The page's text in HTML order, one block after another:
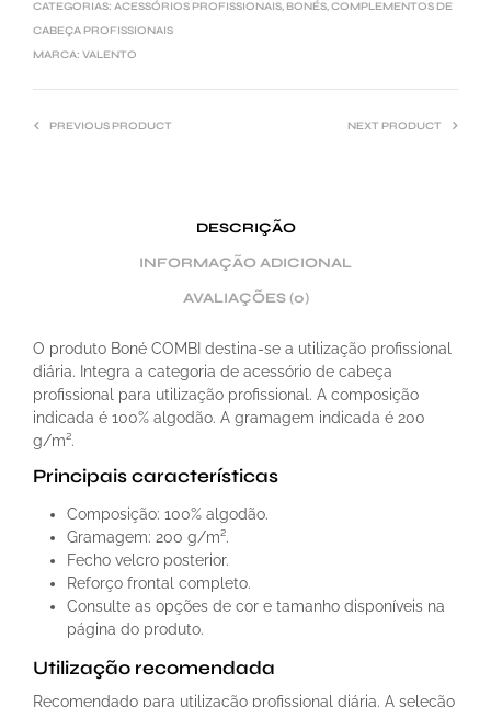
CATEGORIAS: ACESSÓRIOS PROFISSIONAIS, BONÉS,COMPLEMENTOS DE
CABEÇA PROFISSIONAIS
MARCA: VALENTO
PREVIOUS PRODUCT NEXT PRODUCT
DESCRIÇÃO
INFORMAÇÃO ADICIONAL
AVALIAÇÕES (0)
O produto Boné COMBI destina-se a utilização profissional
diária. Integra a categoria de acessório de cabeça
profissional para utilização profissional. A composição
indicada é 100% algodão. A gramagem indicada é 200
g/m².
Principais características
Composição: 100% algodão.
Gramagem: 200 g/m².
Fecho velcro posterior.
Reforço frontal completo.
Consulte as opções de cor e tamanho disponíveis na
página do produto.
Utilização recomendada
Recomendado para utilização profissional diária. A seleção